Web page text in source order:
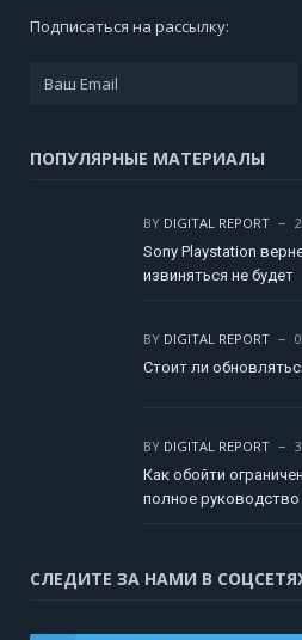
Подписаться на рассылку:
ПОПУЛЯРНЫЕ МАТЕРИАЛЫ
BY DIGITAL REPORT
Sony Playstation
извиняться не будет
BY DIGITAL REPORT
Стоит ли
BY DIGITAL REPORT
Как обойти
полное руководство
СЛЕДИТЕ ЗА НАМИ В